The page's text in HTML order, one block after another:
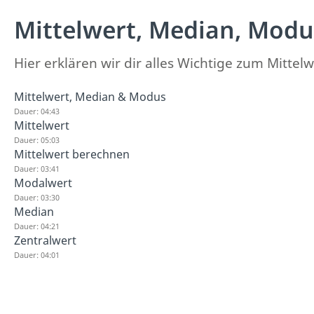
Mittelwert, Median,
Hier erklären wir dir alles Wichtige zum
Mittelwert, Median & Modus
Dauer: 04:43
Mittelwert
Dauer: 05:03
Mittelwert berechnen
Dauer: 03:41
Modalwert
Dauer: 03:30
Median
Dauer: 04:21
Zentralwert
Dauer: 04:01